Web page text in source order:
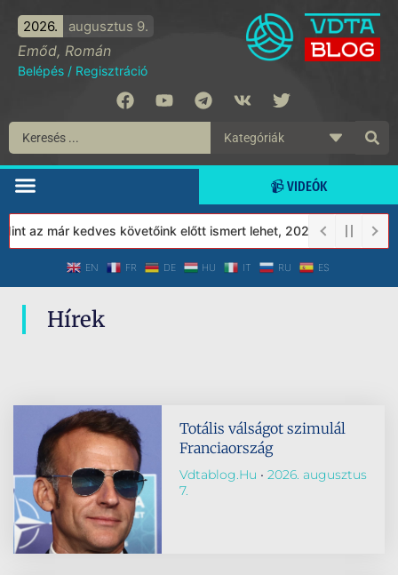
2026. augusztus 9.
Emőd, Román
Belépés / Regisztráció
📹 VIDEÓK
az már kedves követőink előtt ismert lehet, 2023-tól a Védett
EN FR DE HU IT RU ES
Hírek
Totális válságot szimulál
Franciaország
Vdtablog.hu
2026. augusztus
7.